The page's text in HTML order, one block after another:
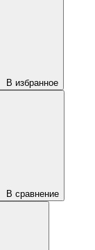
В избранное
В сравнение